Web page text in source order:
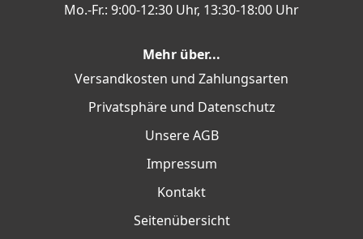
Mo.-Fr.: 9:00-12:30 Uhr, 13:30-18:00 Uhr
Mehr über...
Versandkosten und Zahlungsarten
Privatsphäre und Datenschutz
Unsere AGB
Impressum
Kontakt
Seitenübersicht